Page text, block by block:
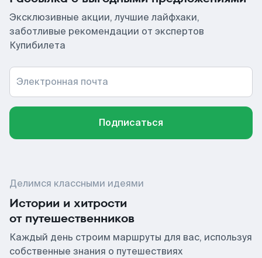
Эксклюзивные акции, лучшие лайфхаки,
заботливые рекомендации от экспертов
Купибилета
Электронная почта
Подписаться
Делимся классными идеями
Истории и хитрости
от путешественников
Каждый день строим маршруты для вас, используя
собственные знания о путешествиях